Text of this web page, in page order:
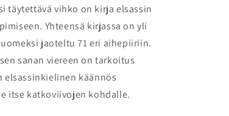
täytettävä vihko on kirja elsassin
Yhteensä kirjassa on yli
jaoteltu 71 eri aihepiiriin.
sanan viereen on tarkoitus
elsassinkielinen käännös
itse katkoviivojen kohdalle.